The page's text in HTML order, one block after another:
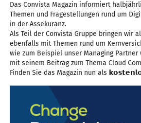
Das Convista Magazin informiert
Themen und Fragestellungen rund um
in der Assekuranz.
Als Teil der Convista Gruppe bringen wir
ebenfalls mit Themen rund um
wie zum Beispiel unser Managing Partner
mit seinem Beitrag zum Thema Cloud
Finden Sie das Magazin nun als